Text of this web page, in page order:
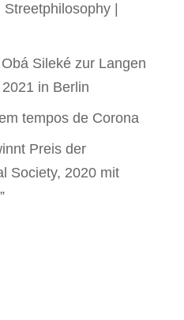
|
Sileké zur Langen
in Berlin
tempos de Corona
Preis der
Society, 2020 mit